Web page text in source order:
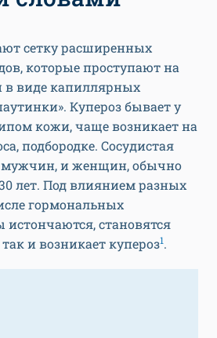
сетку расширенных
которые проступают на
в виде капиллярных
Купероз бывает у
кожи, чаще возникает на
подбородке. Сосудистая
мужчин, и женщин, обычно
лет. Под влиянием разных
гормональных
истончаются, становятся
и возникает купероз1.